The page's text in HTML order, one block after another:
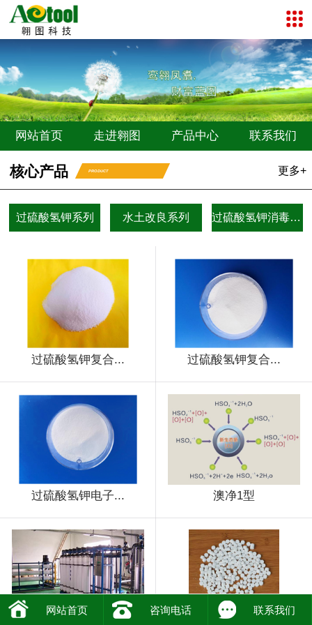
网站首页 走进翱图 产品中心 联系我们
更多+
核心产品 PRODUCT
过硫酸氢钾系列 水土改良系列 过硫酸氢钾消毒剂系列
过硫酸氢钾复合... 过硫酸氢钾复合...
过硫酸氢钾电子... 澳净1型
网站首页 咨询电话 联系我们